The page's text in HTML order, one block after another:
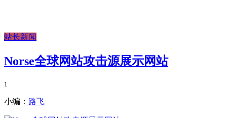
站长新闻
Norse全球网站攻击源展示网站
1
小编： 路飞